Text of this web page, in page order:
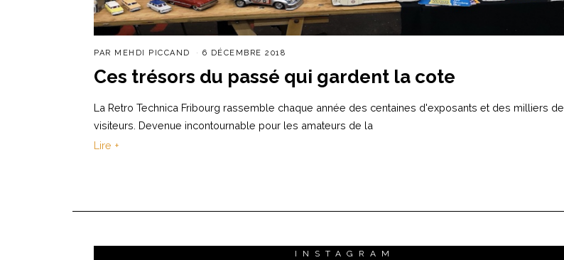
PAR MEHDI PICCAND 6 DÉCEMBRE 2018
Ces trésors du passé qui gardent la cote
La Retro Technica Fribourg rassemble chaque année des centaines d'exposants et des milliers de
visiteurs. Devenue incontournable pour les amateurs de la
Lire +
INSTAGRAM